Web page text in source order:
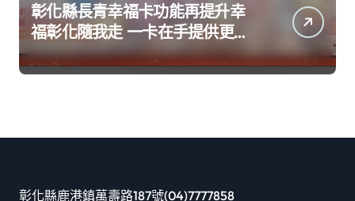
彰化縣長青幸福卡功能再提升幸
福彰化隨我走 一卡在手提供更完
善及貼近生活的福利服務
彰化縣鹿港鎮萬壽路187號(04)7777858